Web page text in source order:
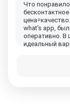
Что
what's app,
оперативно. В
идеальный